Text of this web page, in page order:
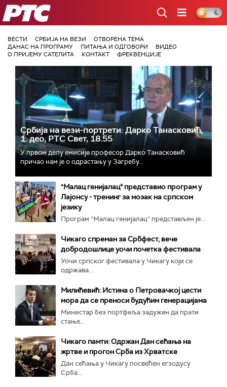
РТС
ВЕСТИ СРБИЈА НА ВЕЗИ
ОТВОРЕНА ТЕМА
ДАНАС НА ПРОГРАМУ
ПИТАЊА И ОДГОВОРИ
ВИДЕО
О ПРИЈЕМУ САТЕЛИТА
КОНТАКТ ФРЕКВЕНЦИЈЕ
Србија на вези-портрети: Дарко Танасковић,
1. део, РТС Свет, 18.55
У првом делу емисије професор Дарко Танасковић
причао нам је о одрастању у Загребу...
"Малац генијалац“ представио програм у
Лајонсу - тренинг за мозак на српском
језику
Програм “Малац генијалац” представљен је...
Чикаго спреман за Србфест, вече
добродошлице уочи почетка фестивала
Уочи српског фестивала у Чикагу који се
одржава...
Милићевић: Истина о Петровачкој цести
мора да се преноси будућим генерацијама
Министар без портфеља задужен да прати
стање...
Чикаго памти: Одржан Дан сећања на
жртве и прогон Срба из Хрватске
Дан сећања у Чикагу посвећен егзодусу
Срба...